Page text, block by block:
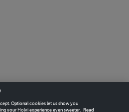
Optional cookies let us show you
your Holvi experience even sweeter.
Read